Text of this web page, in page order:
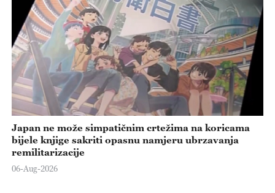
Japan ne može simpatičnim crtežima na koricama
bijele knjige sakriti opasnu namjeru ubrzavanja
remilitarizacije
06-Aug-2026